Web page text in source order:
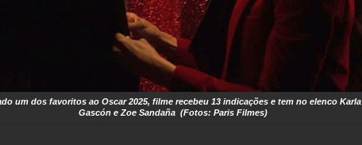
um dos favoritos ao Oscar 2025, filme recebeu 13 indicações e tem no elenco
Gascón e Zoe Sandaña (Fotos: Paris Filmes)